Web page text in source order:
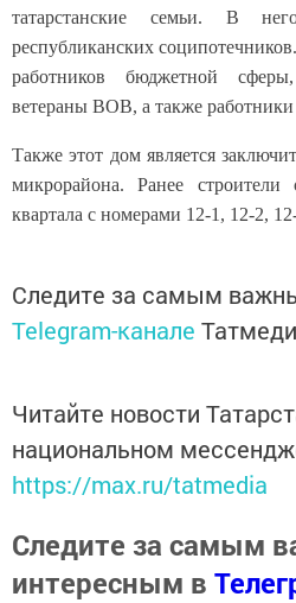
татарстанские семьи. В
республиканских
работников бюджетной сферы,
ветераны ВОВ, а также
Также этот дом является
микрорайона. Ранее
квартала с номерами 12-1, 12-2,
Следите за самым
Telegram-канале
Читайте новости
национальном
https://max.ru/tatmedia
Следите за самым
интересным в